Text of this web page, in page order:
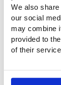
We also
our social
may combine
provided to
of their